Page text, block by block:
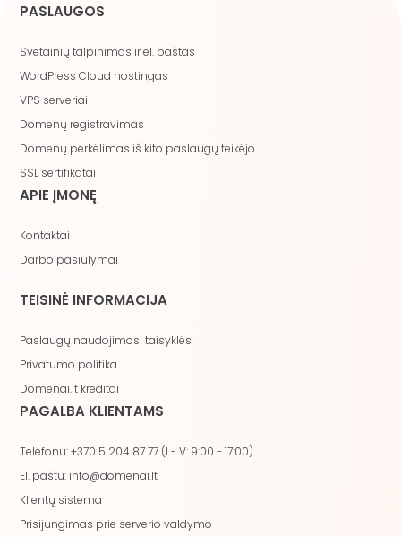
PASLAUGOS
Svetainių talpinimas ir el. paštas
WordPress Cloud hostingas
VPS serveriai
Domenų registravimas
Domenų perkėlimas iš kito paslaugų teikėjo
SSL sertifikatai
APIE ĮMONĘ
Kontaktai
Darbo pasiūlymai
TEISINĖ INFORMACIJA
Paslaugų naudojimosi taisyklės
Privatumo politika
Domenai.lt kreditai
PAGALBA KLIENTAMS
Telefonu: +370 5 204 87 77 (I - V: 9:00 - 17:00)
El. paštu: info@domenai.lt
Klientų sistema
Prisijungimas prie serverio valdymo